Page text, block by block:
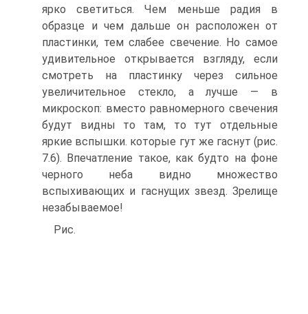
ярко светиться. Чем меньше радия в
образце и чем дальше он расположен от
пластинки, тем слабее свечение. Но самое
удивительное открывается взгляду, если
смотреть на пластинку через сильное
увеличительное стекло, а лучше — в
микроскоп: вместо равномерного свечения
будут видны то там, то тут отдельные
яркие вспышки. которые гут же гаснут (рис.
7.6). Впечатление такое, как будто на фоне
черного неба видно множество
вспыхивающих и гаснущих звезд. Зрелище
незабываемое!
Рис.